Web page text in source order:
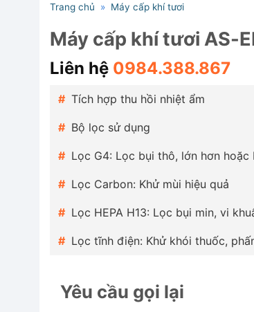
Trang chủ » Máy cấp khí tươi
Máy cấp khí tươi AS-
Liên hệ 0984.388.867
Tích hợp thu hồi nhiệt ẩm
Bộ lọc sử dụng
Lọc G4: Lọc bụi thô, lớn hơn hoặc
Lọc Carbon: Khử mùi hiệu quả
Lọc HEPA H13: Lọc bụi min, vi
Lọc tĩnh điện: Khử khói thuốc,
Yêu cầu gọi lại